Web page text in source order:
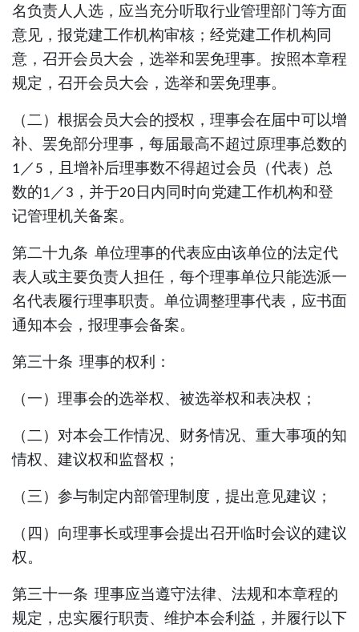
名负责人人选，应当充分听取行业管理部门等方面
意见，报党建工作机构审核；经党建工作机构同
意，召开会员大会，选举和罢免理事。按照本章程
规定，召开会员大会，选举和罢免理事。
（二）根据会员大会的授权，理事会在届中可以增
补、罢免部分理事，每届最高不超过原理事总数的
1 ／ 5 ，且增补后理事数不得超过会员（代表）总
数的1 ／ 3 ，并于20日内同时向党建工作机构和登
记管理机关备案。
第二十九条 单位理事的代表应由该单位的法定代
表人或主要负责人担任，每个理事单位只能选派一
名代表履行理事职责。单位调整理事代表，应书面
通知本会，报理事会备案。
第三十条 理事的权利 ：
（一）理事会的选举权、被选举权和表决权；
（二）对本会工作情况、财务情况、重大事项的知
情权、建议权和监督权；
（三）参与制定内部管理制度，提出意见建议；
（四）向理事长或理事会提出召开临时会议的建议
权。
第三十一条 理事应当遵守法律、法规和本章程的
规定，忠实履行职责、维护本会利益，并履行以下